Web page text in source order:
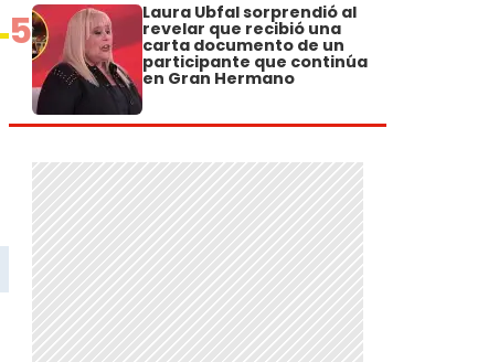
5 Laura Ubfal sorprendió al
revelar que recibió una
carta documento de un
participante que continúa
en Gran Hermano